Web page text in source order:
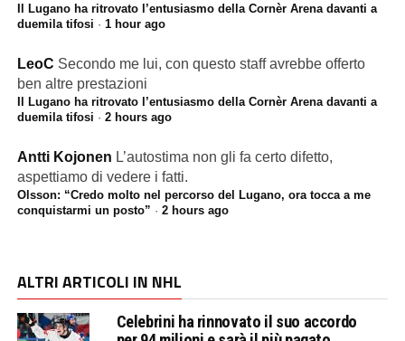
Il Lugano ha ritrovato l’entusiasmo della Cornèr Arena davanti a
duemila tifosi · 1 hour ago
LeoC Secondo me lui, con questo staff avrebbe offerto
ben altre prestazioni
Il Lugano ha ritrovato l’entusiasmo della Cornèr Arena davanti a
duemila tifosi · 2 hours ago
Antti Kojonen L’autostima non gli fa certo difetto,
aspettiamo di vedere i fatti.
Olsson: “Credo molto nel percorso del Lugano, ora tocca a me
conquistarmi un posto” · 2 hours ago
ALTRI ARTICOLI IN NHL
Celebrini ha rinnovato il suo accordo